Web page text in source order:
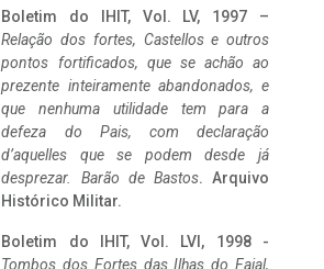
Boletim do IHIT, Vol. LV, 1997 –
Relação dos fortes, Castellos e outros
pontos fortificados, que se achão ao
prezente inteiramente abandonados, e
que nenhuma utilidade tem para a
defeza do Pais, com declaração
d’aquelles que se podem desde já
desprezar. Barão de Bastos. Arquivo
Histórico Militar.
Boletim do IHIT, Vol. LVI, 1998 -
Tombos dos Fortes das Ilhas do Faial,